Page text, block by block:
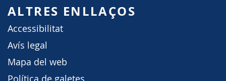
ALTRES ENLLAÇOS
Accessibilitat
Avís legal
Mapa del web